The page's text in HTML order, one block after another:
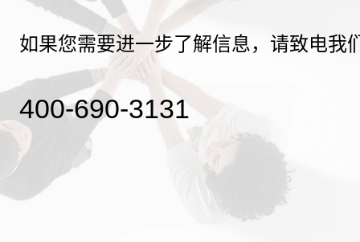
如果您需要进一步了解信息，请致电我
400-690-3131